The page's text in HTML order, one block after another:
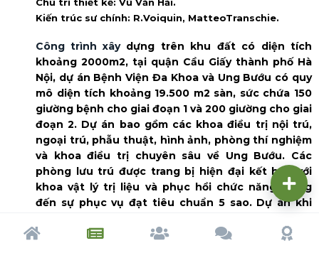
Chủ trì thiết kế: Vũ Văn Hải.
Kiến trúc sư chính: R.Voiquin, MatteoTranschie.
Công trình xâydựng trên khu đất có diện tích
khoảng 2000m2, tại quận Cầu Giấy thành phố Hà
Nội, dự án Bệnh Viện Đa Khoa và Ung Bướu có quy
mô diện tích khoảng 19.500 m2 sàn, sức chứa 150
giường bệnh cho giai đoạn 1 và 200 giường cho giai
đoạn 2. Dự án bao gồm các khoa điều trị nội trú,
ngoại trú, phẫu thuật, hình ảnh, phòng thí nghiệm
và khoa điều trị chuyên sâu về Ung Bướu. Các
phòng lưu trú được trang bị hiện đại kết hợp với
khoa vật lý trị liệu và phục hồi chức năng mang
đến sự phục vụ đạt tiêu chuẩn 5 sao. Dự án khi
điều trị cao cấp của bệnh nhân Ung Bướu trên địa
Trang chủ Tạp chí Cộng đồng Cố vấn Dấu ấn